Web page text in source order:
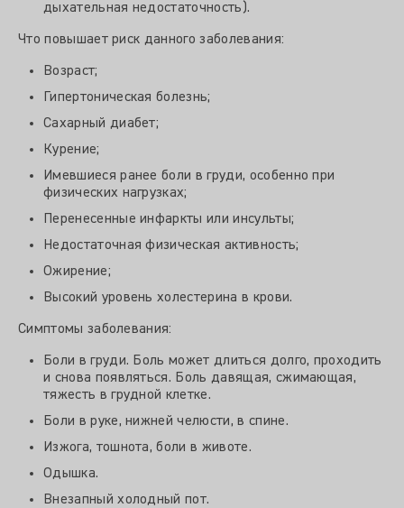
дыхательная недостаточность).
Что повышает риск данного заболевания:
Возраст;
Гипертоническая болезнь;
Сахарный диабет;
Курение;
Имевшиеся ранее боли в груди, особенно при
физических нагрузках;
Перенесенные инфаркты или инсульты;
Недостаточная физическая активность;
Ожирение;
Высокий уровень холестерина в крови.
Симптомы заболевания:
Боли в груди. Боль может длиться долго, проходить
и снова появляться. Боль давящая, сжимающая,
тяжесть в грудной клетке.
Боли в руке, нижней челюсти, в спине.
Изжога, тошнота, боли в животе.
Одышка.
Внезапный холодный пот.